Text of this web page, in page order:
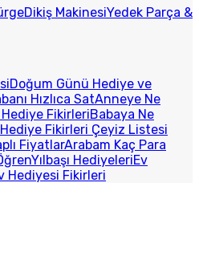
Dikiş MakinesiYedek Parça &
Doğum Günü Hediye ve
Hızlıca SatAnneye Ne
Hediye FikirleriBabaya Ne
Fikirleri Çeyiz Listesi
FiyatlarArabam Kaç Para
Yılbaşı HediyeleriEv
Hediyesi Fikirleri